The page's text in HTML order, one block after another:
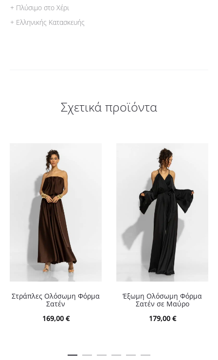
+ Πλύσιμο στο Χέρι
+ Ελληνικής Κατασκευής
Σχετικά προϊόντα
Στράπλες Ολόσωμη Φόρμα
Σατέν
169,00 €
Έξωμη Ολόσωμη Φόρμα
Σατέν σε Μαύρο
179,00 €